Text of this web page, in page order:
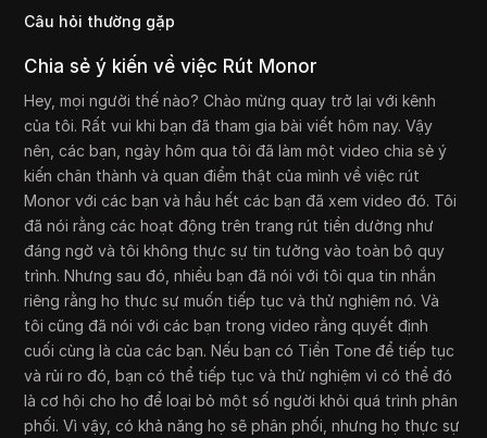
Câu hỏi thường gặp
Chia sẻ ý kiến về việc Rút Monor
Hey, mọi người thế nào? Chào mừng quay trở lại với kênh
của tôi. Rất vui khi bạn đã tham gia bài viết hôm nay. Vậy
nên, các bạn, ngày hôm qua tôi đã làm một video chia sẻ ý
kiến chân thành và quan điểm thật của mình về việc rút
Monor với các bạn và hầu hết các bạn đã xem video đó. Tôi
đã nói rằng các hoạt động trên trang rút tiền dường như
đáng ngờ và tôi không thực sự tin tưởng vào toàn bộ quy
trình. Nhưng sau đó, nhiều bạn đã nói với tôi qua tin nhắn
riêng rằng họ thực sự muốn tiếp tục và thử nghiệm nó. Và
tôi cũng đã nói với các bạn trong video rằng quyết định
cuối cùng là của các bạn. Nếu bạn có Tiền Tone để tiếp tục
và rủi ro đó, bạn có thể tiếp tục và thử nghiệm vì có thể đó
là cơ hội cho họ để loại bỏ một số người khỏi quá trình phân
phối. Vì vậy, có khả năng họ sẽ phân phối, nhưng họ thực sự